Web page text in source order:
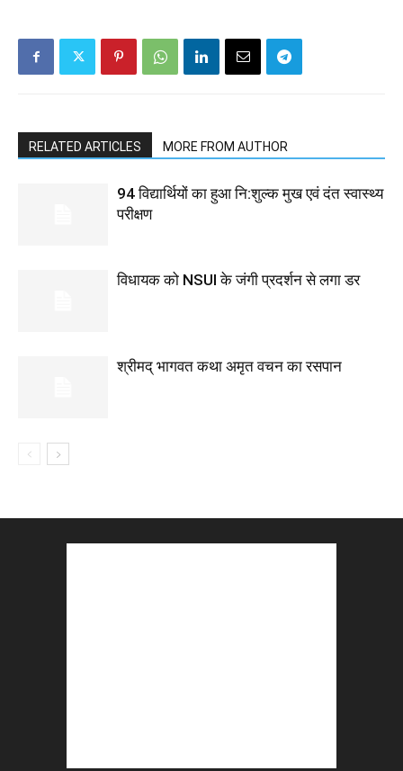
RELATED ARTICLES MORE FROM AUTHOR
94 विद्यार्थियों का हुआ नि:शुल्क मुख एवं दंत स्वास्थ्य
परीक्षण
विधायक को NSUI के जंगी प्रदर्शन से लगा डर
श्रीमद् भागवत कथा अमृत वचन का रसपान